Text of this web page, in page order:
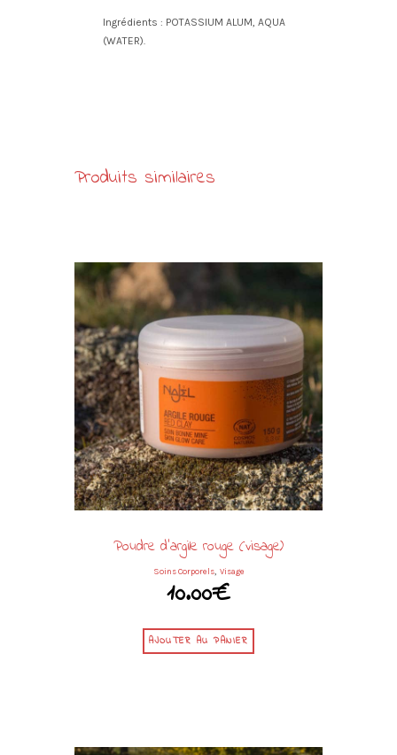
Ingrédients : POTASSIUM ALUM, AQUA
(WATER).
Produits similaires
Poudre d’argile rouge (visage)
Soins Corporels, Visage
10.00€
AJOUTER AU PANIER